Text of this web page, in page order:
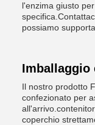
l'enzima giusto
possiamo
Imballaggio
Il nostro prodotto
confezionato per
coperchio